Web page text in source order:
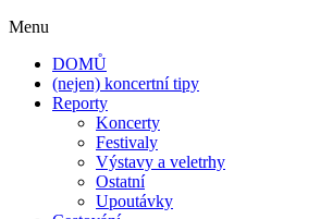
Menu
DOMŮ
(nejen) koncertní tipy
Reporty
Koncerty
Festivaly
Výstavy a veletrhy
Ostatní
Upoutávky